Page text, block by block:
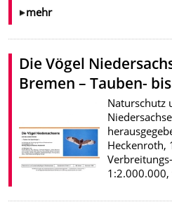
mehr
Die Vögel
Bremen – Tauben-
Naturschutz
Heckenroth,